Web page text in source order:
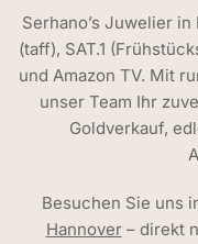
Serhano’s Juwelier
(taff), SAT.1
und Amazon TV. Mit
unser Team Ihr
Goldverkauf,
Besuchen Sie uns
Hannover– direkt